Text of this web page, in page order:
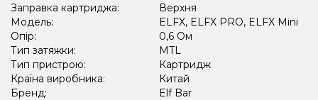
Заправка картриджа:
Верхня
Модель:
ELFX, ELFX PRO, ELFX Mini
Опір:
0,6 Ом
Тип затяжки:
MTL
Тип пристрою:
Картридж
Країна виробника:
Китай
Бренд:
Elf Bar